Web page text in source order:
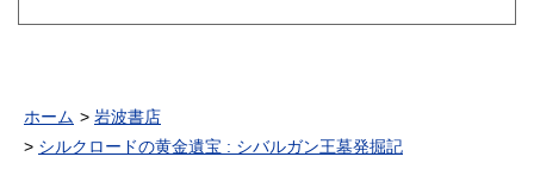
ホーム
岩波書店
シルクロードの黄金遺宝 : シバルガン王墓発掘記